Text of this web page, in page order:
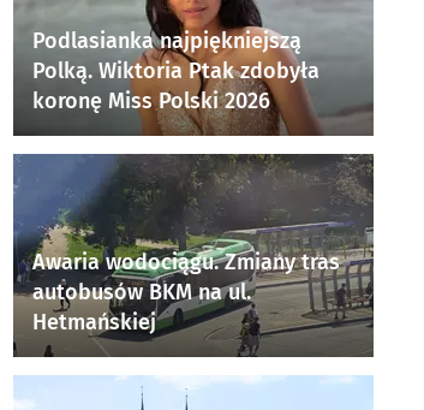
Podlasianka najpiękniejszą
Polką. Wiktoria Ptak zdobyła
koronę Miss Polski 2026
Awaria wodociągu. Zmiany tras
autobusów BKM na ul.
Hetmańskiej